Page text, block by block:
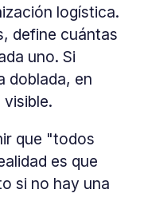
logística.
define cuántas
uno. Si
doblada, en
que "todos
es que
si no hay una